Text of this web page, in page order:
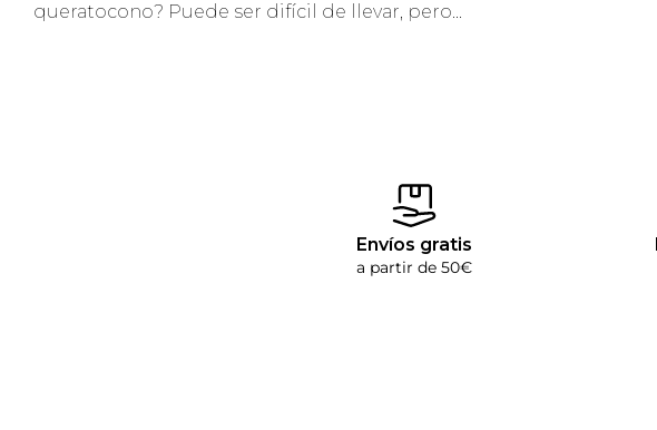
queratocono? Puede ser difícil de llevar, pero...
Envíos gratis
a partir de 50€